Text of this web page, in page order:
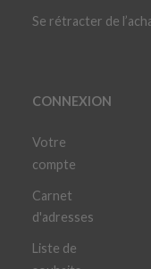
Se rétracter de
CONNEXION
Votre
compte
Carnet
d'adresses
Liste de